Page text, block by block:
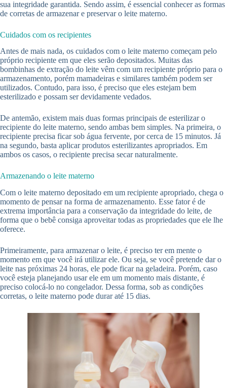
sua integridade garantida. Sendo assim, é essencial conhecer as formas
de corretas de armazenar e preservar o leite materno.
Cuidados com os recipientes
Antes de mais nada, os cuidados com o leite materno começam pelo
próprio recipiente em que eles serão depositados. Muitas das
bombinhas de extração do leite vêm com um recipiente próprio para o
armazenamento, porém mamadeiras e similares também podem ser
utilizados. Contudo, para isso, é preciso que eles estejam bem
esterilizado e possam ser devidamente vedados.
De antemão, existem mais duas formas principais de esterilizar o
recipiente do leite materno, sendo ambas bem simples. Na primeira, o
recipiente precisa ficar sob água fervente, por cerca de 15 minutos. Já
na segundo, basta aplicar produtos esterilizantes apropriados. Em
ambos os casos, o recipiente precisa secar naturalmente.
Armazenando o leite materno
Com o leite materno depositado em um recipiente apropriado, chega o
momento de pensar na forma de armazenamento. Esse fator é de
extrema importância para a conservação da integridade do leite, de
forma que o bebê consiga aproveitar todas as propriedades que ele lhe
oferece.
Primeiramente, para armazenar o leite, é preciso ter em mente o
momento em que você irá utilizar ele. Ou seja, se você pretende dar o
leite nas próximas 24 horas, ele pode ficar na geladeira. Porém, caso
você esteja planejando usar ele em um momento mais distante, é
preciso colocá-lo no congelador. Dessa forma, sob as condições
corretas, o leite materno pode durar até 15 dias.